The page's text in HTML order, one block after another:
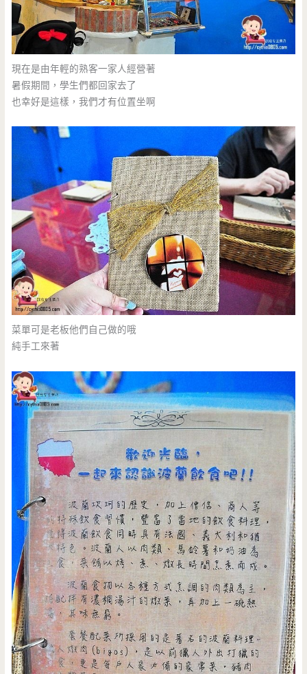
現在是由年輕的熟客一家人經營著
暑假期間，學生們都回家去了
也幸好是這樣，我們才有位置坐啊
菜單可是老板他們自己做的哦
純手工來著